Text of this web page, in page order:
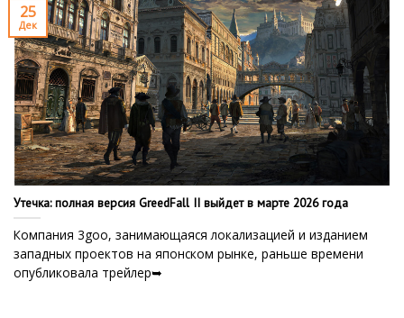
Утечка: полная версия GreedFall II выйдет в марте 2026 года
Компания 3goo, занимающаяся локализацией и изданием
западных проектов на японском рынке, раньше времени
опубликовала трейлер➥
25
Дек